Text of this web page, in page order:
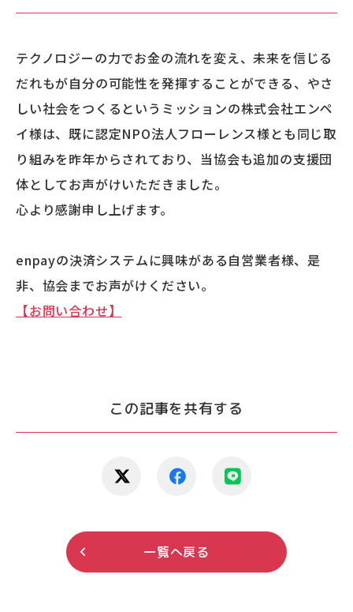
テクノロジーの力でお金の流れを変え、未来を信じる
だれもが自分の可能性を発揮することができる、やさ
しい社会をつくるというミッションの株式会社エンペ
イ様は、既に認定NPO法人フローレンス様とも同じ取
り組みを昨年からされており、当協会も追加の支援団
体としてお声がけいただきました。
心より感謝申し上げます。
enpayの決済システムに興味がある自営業者様、是
非、協会までお声がけください。
【お問い合わせ】
この記事を共有する
一覧へ戻る